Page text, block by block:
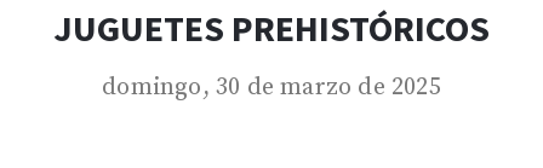
JUGUETES PREHISTÓRICOS
domingo, 30 de marzo de 2025